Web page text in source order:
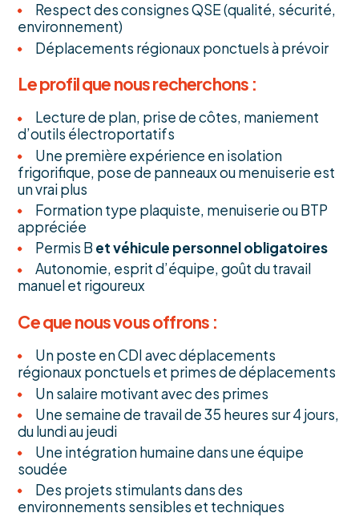
Respect des consignes QSE (qualité, sécurité,
environnement)
Déplacements régionaux ponctuels à prévoir
Le profil que nous recherchons :
Lecture de plan, prise de côtes, maniement
d’outils électroportatifs
Une première expérience en isolation
frigorifique, pose de panneaux ou menuiserie est
un vrai plus
Formation type plaquiste, menuiserie ou BTP
appréciée
Permis B et véhicule personnel obligatoires
Autonomie, esprit d’équipe, goût du travail
manuel et rigoureux
Ce que nous vous offrons :
Un poste en CDI avec déplacements
régionaux ponctuels et primes de déplacements
Un salaire motivant avec des primes
Une semaine de travail de 35 heures sur 4 jours,
du lundi au jeudi
Une intégration humaine dans une équipe
soudée
Des projets stimulants dans des
environnements sensibles et techniques